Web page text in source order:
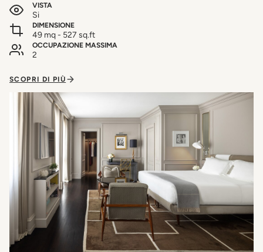
VISTA
Si
DIMENSIONE
49 mq - 527 sq.ft
OCCUPAZIONE MASSIMA
2
SCOPRI DI PIÙ